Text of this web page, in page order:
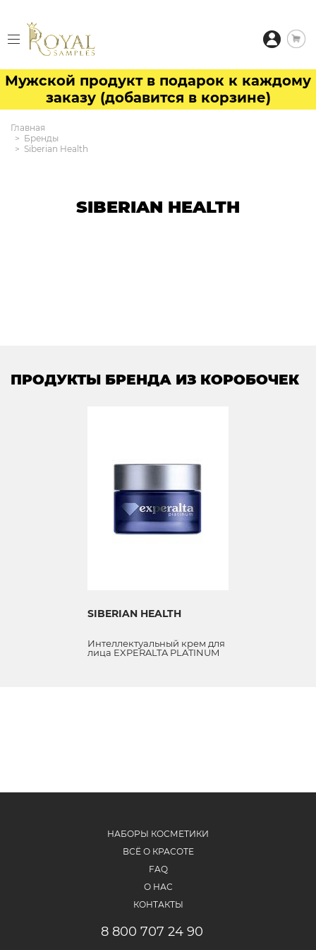
Мужской продукт в подарок к каждому
заказу (добавится в корзине)
Главная
Бренды
Siberian Health
SIBERIAN HEALTH
ПРОДУКТЫ БРЕНДА ИЗ КОРОБОЧЕК
SIBERIAN HEALTH
Интеллектуальный крем для
лица EXPERALTA PLATINUM
НАБОРЫ КОСМЕТИКИ
ВСЁ О КРАСОТЕ
FAQ
О НАС
КОНТАКТЫ
8 800 707 24 90